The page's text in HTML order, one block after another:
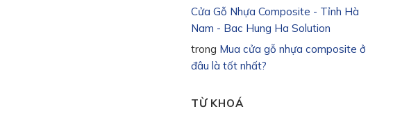
Cửa Gỗ Nhựa Composite - Tỉnh Hà
Nam - Bac Hung Ha Solution
trong Mua cửa gỗ nhựa composite ở
đâu là tốt nhất?
TỪ KHOÁ